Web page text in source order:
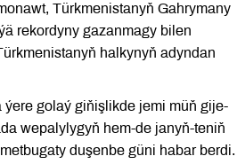
Türkmenistanyň Gahrymany
rekordyny gazanmagy bilen
halkynyň adyndan
golaý giňişlikde jemi müň gije-
wepalylygyň hem-de janyň-teniň
duşenbe güni habar berdi.